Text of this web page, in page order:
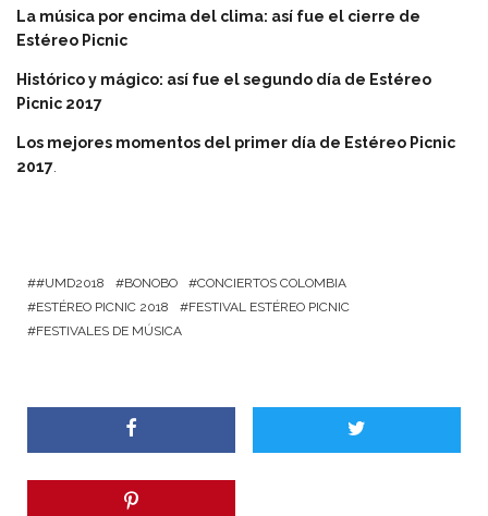
La música por encima del clima: así fue el cierre de
Estéreo Picnic
Histórico y mágico: así fue el segundo día de Estéreo
Picnic 2017
Los mejores momentos del primer día de Estéreo Picnic
2017.
#UMD2018 BONOBO
CONCIERTOS COLOMBIA
ESTÉREO PICNIC 2018
FESTIVAL ESTÉREO PICNIC
FESTIVALES DE MÚSICA